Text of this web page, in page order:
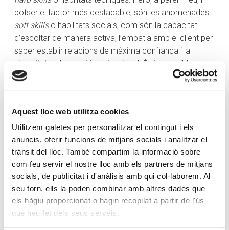
Aquest lloc web utilitza cookies
Utilitzem galetes per personalitzar el contingut i els
anuncis, oferir funcions de mitjans socials i analitzar el
trànsit del lloc. També compartim la informació sobre
com feu servir el nostre lloc amb els partners de mitjans
socials, de publicitat i d'anàlisis amb qui col·laborem. Al
seu torn, ells la poden combinar amb altres dades que
els hàgiu proporcionat o hagin recopilat a partir de l'ús
que heu fet dels seus serveis.
potser el factor més destacable, són les anomenades
soft skillso habilitats socials, com són la capacitat
d’escoltar de manera activa, l’empatia amb el client per
saber establir relacions de màxima confiança i la
sinceritat en la relació professional. És impossible
desenvolupar totes aquestes habilitats sense un esperit
de perseverança i compromís amb la professió.
El client valora la relació personal i, sobretot, el servei
personalitzat que se li presta. Una bona mostra del
nostre valor afegit és el que diuen els nostres clients:
Per a mi el més important és que sempre hi ets
Darrere d’aquesta sintetització de la nostra feina, hi ha
molt d’esforç desplegat en forma de disponibilitat,
proximitat, recurrència, coneixement, acompanyament i
assessorament integral, tot per aportar solucions àgils i
de qualitat.